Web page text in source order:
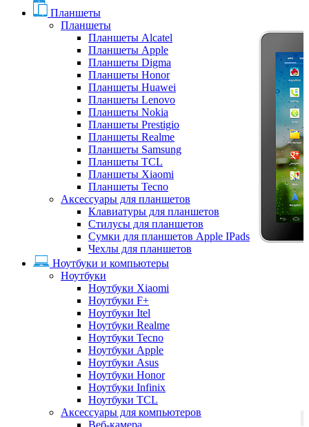
Планшеты
Планшеты
Планшеты Alcatel
Планшеты Apple
Планшеты Digma
Планшеты Honor
Планшеты Huawei
Планшеты Lenovo
Планшеты Nokia
Планшеты Prestigio
Планшеты Realme
Планшеты Samsung
Планшеты TCL
Планшеты Xiaomi
Планшеты Tecno
Аксессуары для планшетов
Клавиатуры для планшетов
Стилусы для планшетов
Сумки для планшетов Apple IPads
Чехлы для планшетов
Ноутбуки и компьютеры
Ноутбуки
Ноутбуки Xiaomi
Ноутбуки F+
Ноутбуки Itel
Ноутбуки Realme
Ноутбуки Tecno
Ноутбуки Apple
Ноутбуки Asus
Ноутбуки Honor
Ноутбуки Infinix
Ноутбуки TCL
Аксессуары для компьютеров
Веб-камера